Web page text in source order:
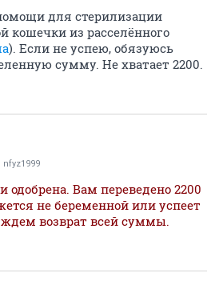
для стерилизации
кошечки из расселённого
). Если не успею, обязуюсь
сумму. Не хватает 2200.
nfyz1999
одобрена. Вам переведено 2200
не беременной или успеет
ждем возврат всей суммы.